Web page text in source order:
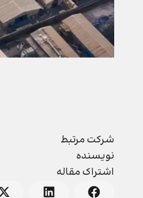
شرکت مرتبط
نویسنده
اشتراک مقاله